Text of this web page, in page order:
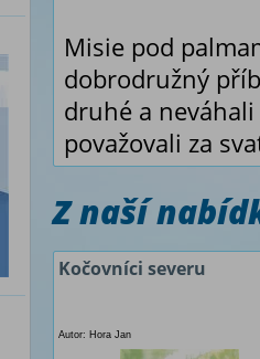
Misie pod
dobrodružný
druhé a
považovali za
Z naší
Kočovníci severu
Autor: Hora Jan